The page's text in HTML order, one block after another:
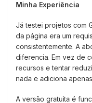
Minha Experiência
Já testei projetos com
da página era um
consistentemente. A
diferencia. Em vez de
recursos e tentar
nada e adiciona
A versão gratuita é